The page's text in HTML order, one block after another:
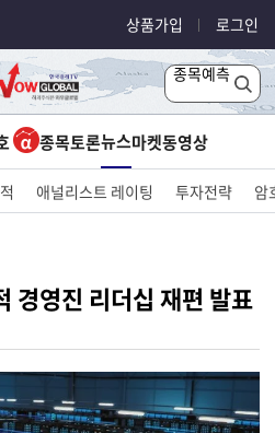
상품가입 로그인
종목예측
종목토론뉴스마켓동영상
애널리스트 레이팅 투자전략 암
경영진 리더십 재편 발표